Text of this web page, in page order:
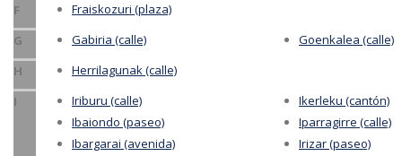
F
Fraiskozuri (plaza)
G
Gabiria (calle)
Goenkalea (calle)
H
Herrilagunak (calle)
I
Iriburu (calle)
Ibaiondo (paseo)
Ibargarai (avenida)
Ikerleku (cantón)
Iparragirre (calle)
Irizar (paseo)